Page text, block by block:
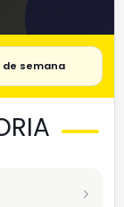
de semana